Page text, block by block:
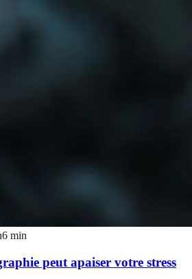
6 min
peut apaiser votre stress